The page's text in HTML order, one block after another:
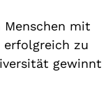
Menschen mit
zu
gewinnt